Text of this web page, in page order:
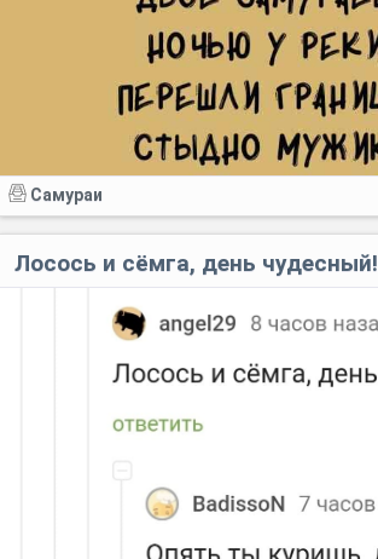
Самураи
Лосось и сёмга, день чудесный!